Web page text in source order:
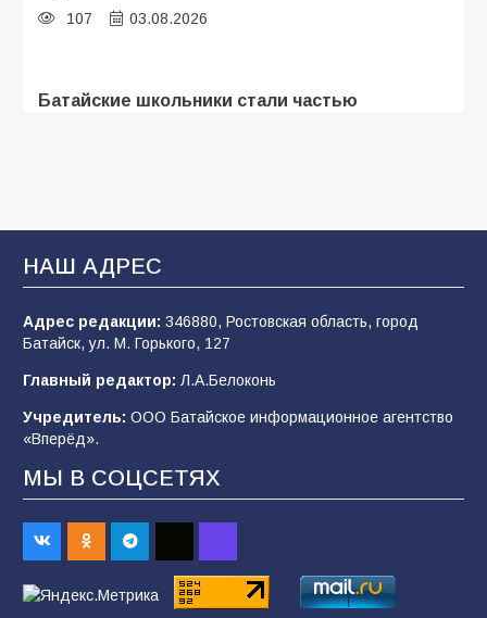
107 03.08.2026
Батайские школьники стали частью
«Мобилизация или набор?» Что на самом
деле происходит в армии России в августе
2026 года
В Батайске продолжаются дорожные работы
98 04.08.2026
«Пургу нести — не поля переходить»: почему
заявления о мобилизации — это
пропагандистский вброс
01.08.2026
НАШ АДРЕС
Адрес редакции: 346880, Ростовская область, город
Батайск, ул. М. Горького, 127
Главный редактор: Л.А.Белоконь
Учредитель: ООО Батайское информационное агентство
«Вперёд».
МЫ В СОЦСЕТЯХ